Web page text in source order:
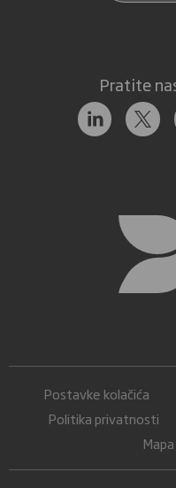
Pratite
Postavke kolačića
Politika privatnosti